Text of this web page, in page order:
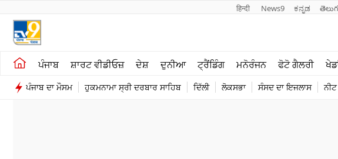
हिन्दी News9 ಕನ್ನಡ
ਪੰਜਾਬ ਸ਼ਾਰਟ ਵੀਡੀਓਜ਼ ਦੇਸ਼ ਦੁਨੀਆ ਟ੍ਰੈਂਡਿੰਗ ਮਨੋਰੰਜਨ ਫੋਟੋ ਗੈਲਰੀ
ਪੰਜਾਬ ਦਾ ਮੌਸਮ ਹੁਕਮਨਾਮਾ ਸ੍ਰੀ ਦਰਬਾਰ ਸਾਹਿਬ ਦਿੱਲੀ ਲੋਕਸਭਾ ਸੰਸਦ ਦਾ ਇਜਲਾਸ ਨੀਟ
ਖੇਤੀਬਾੜੀ
ਸ਼ਾਰਟ ਵੀਡੀਓਜ਼
ਮਨੋਰੰਜਨ